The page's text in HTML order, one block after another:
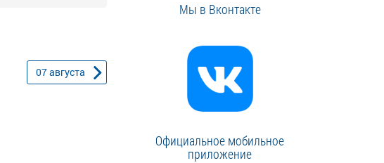
07августа
Мы в Вконтакте
Официальное мобильное
приложение